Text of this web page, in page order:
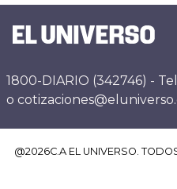
1800-DIARIO (342746) -
o
@2026C.A EL UNIVERSO.